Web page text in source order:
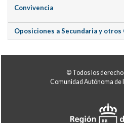
Convivencia
Oposiciones a Secundaria y otros
© Todos los
Comunidad Autónoma de